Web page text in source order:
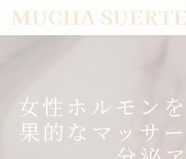
女性ホルモン
果的なマッサ